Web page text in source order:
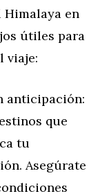
Himalaya en
útiles para
viaje:
anticipación:
que
tu
Asegúrate